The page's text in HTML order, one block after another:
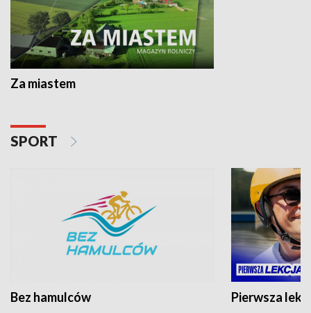
Za miastem
SPORT
Bez hamulców Pierwsza